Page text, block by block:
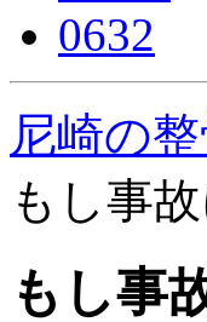
尼崎の
もし事
もし事